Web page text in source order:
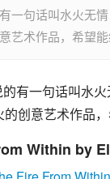
一句话叫水火无
艺术作品，希望能
有一句话叫水
创意艺术作品，
Within by